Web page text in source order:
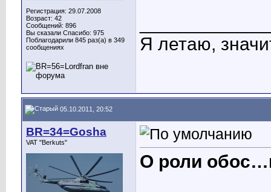
Регистрация: 29.07.2008
Возраст: 42
Сообщений: 896
Вы сказали Спасибо: 975
Поблагодарили 845 раз(а) в 349
сообщениях
Я летаю,
05.10.2011, 20:52
BR=34=Gosha
VAT "Berkuts"
О роли